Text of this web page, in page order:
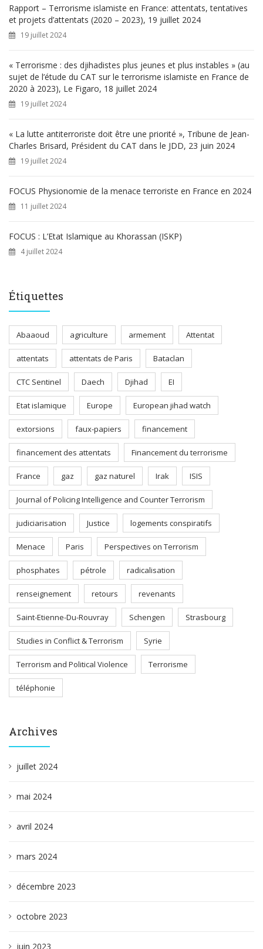
h
e
r
Rapport – Terrorisme islamiste en France: attentats, tentatives
et projets d’attentats (2020 – 2023), 19 juillet 2024
19 juillet 2024
« Terrorisme : des djihadistes plus jeunes et plus instables » (au
sujet de l’étude du CAT sur le terrorisme islamiste en France de
2020 à 2023), Le Figaro, 18 juillet 2024
19 juillet 2024
« La lutte antiterroriste doit être une priorité », Tribune de Jean-
Charles Brisard, Président du CAT dans le JDD, 23 juin 2024
19 juillet 2024
FOCUS Physionomie de la menace terroriste en France en 2024
11 juillet 2024
FOCUS : L’Etat Islamique au Khorassan (ISKP)
4 juillet 2024
Étiquettes
Abaaoud agriculture armement Attentat
attentats attentats de Paris Bataclan
CTC Sentinel Daech Djihad EI
Etat islamique Europe European jihad watch
extorsions faux-papiers financement
financement des attentats Financement du terrorisme
France gaz gaz naturel Irak ISIS
Journal of Policing Intelligence and Counter Terrorism
judiciarisation Justice logements conspiratifs
Menace Paris Perspectives on Terrorism
phosphates pétrole radicalisation
renseignement retours revenants
Saint-Etienne-Du-Rouvray Schengen Strasbourg
Studies in Conflict & Terrorism Syrie
Terrorism and Political Violence Terrorisme
téléphonie
Archives
juillet 2024
mai 2024
avril 2024
mars 2024
décembre 2023
octobre 2023
juin 2023